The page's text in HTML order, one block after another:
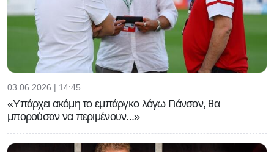
03.06.2026 | 14:45
«Υπάρχει ακόμη το εμπάργκο λόγω Γιάνσον, θα
μπορούσαν να περιμένουν...»